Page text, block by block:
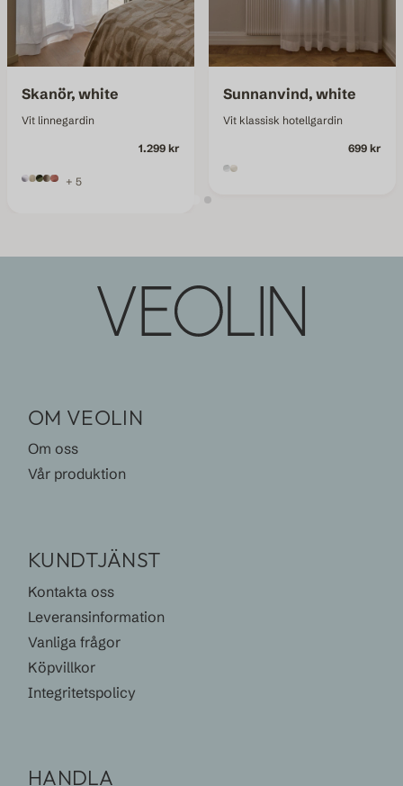
Skanör, white
Vit linnegardin
1.299 kr
+ 5
Sunnanvind, white
Vit klassisk hotellgardin
699 kr
OM VEOLIN
Om oss
Vår produktion
KUNDTJÄNST
Kontakta oss
Leveransinformation
Vanliga frågor
Köpvillkor
Integritetspolicy
HANDLA